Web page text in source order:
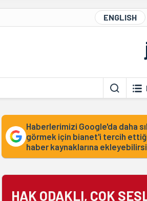
ENGLISH
Haberlerimizi Google'da daha
görmek için bianet'i tercih
haber kaynaklarına
HAK ODAKLI, ÇOK